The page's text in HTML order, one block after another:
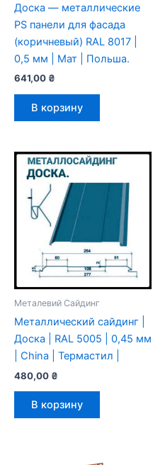
Доска — металлические
PS панели для фасада
(коричневый) RAL 8017 |
0,5 мм | Мат | Польша.
641,00 ₴
В корзину
Металевий Сайдинг
Металлический сайдинг |
Доска | RAL 5005 | 0,45 мм
| China | Термастил |
480,00 ₴
В корзину